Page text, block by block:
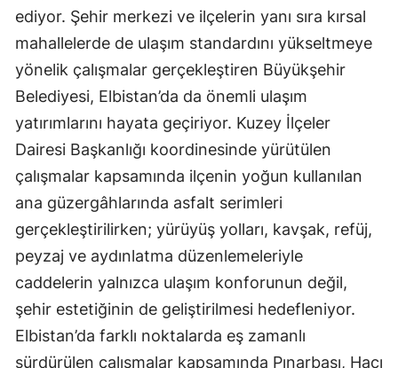
ediyor. Şehir merkezi ve ilçelerin yanı sıra kırsal
mahallelerde de ulaşım standardını yükseltmeye
yönelik çalışmalar gerçekleştiren Büyükşehir
Belediyesi, Elbistan’da da önemli ulaşım
yatırımlarını hayata geçiriyor. Kuzey İlçeler
Dairesi Başkanlığı koordinesinde yürütülen
çalışmalar kapsamında ilçenin yoğun kullanılan
ana güzergâhlarında asfalt serimleri
gerçekleştirilirken; yürüyüş yolları, kavşak, refüj,
peyzaj ve aydınlatma düzenlemeleriyle
caddelerin yalnızca ulaşım konforunun değil,
şehir estetiğinin de geliştirilmesi hedefleniyor.
Elbistan’da farklı noktalarda eş zamanlı
sürdürülen çalışmalar kapsamında Pınarbaşı, Hacı